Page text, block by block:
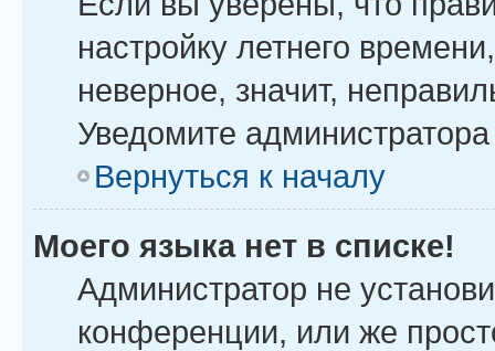
настройку летнего
неверное, значит,
Уведомите
Вернуться к началу
Моего языка нет в списке!
Администратор не
конференции, или же